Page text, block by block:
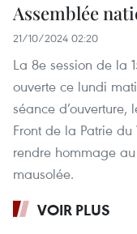
Assemblée
21/10/2024 02:20
La 8e session de la
ouverte ce lundi
séance d’ouverture,
Front de la Patrie
rendre hommage
mausolée.
VOIR PLUS